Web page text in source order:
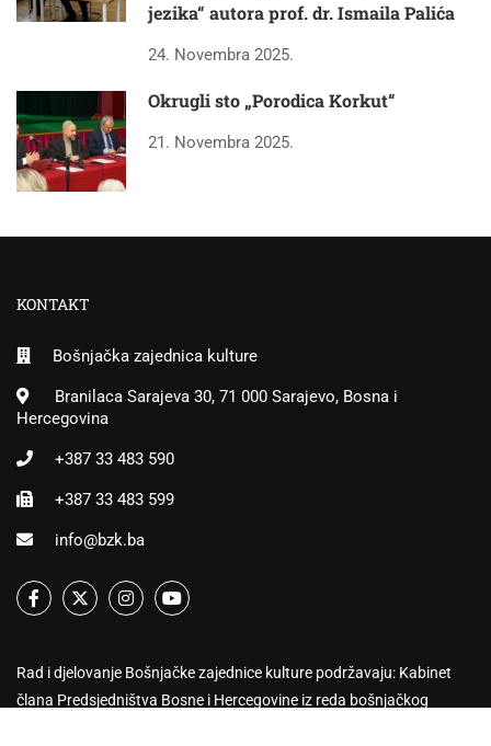
jezika“ autora prof. dr. Ismaila Palića
24. Novembra 2025.
Okrugli sto „Porodica Korkut“
21. Novembra 2025.
KONTAKT
Bošnjačka zajednica kulture
Branilaca Sarajeva 30, 71 000 Sarajevo, Bosna i
Hercegovina
+387 33 483 590
+387 33 483 599
info@bzk.ba
Rad i djelovanje Bošnjačke zajednice kulture podržavaju: Kabinet
člana Predsjedništva Bosne i Hercegovine iz reda bošnjačkog